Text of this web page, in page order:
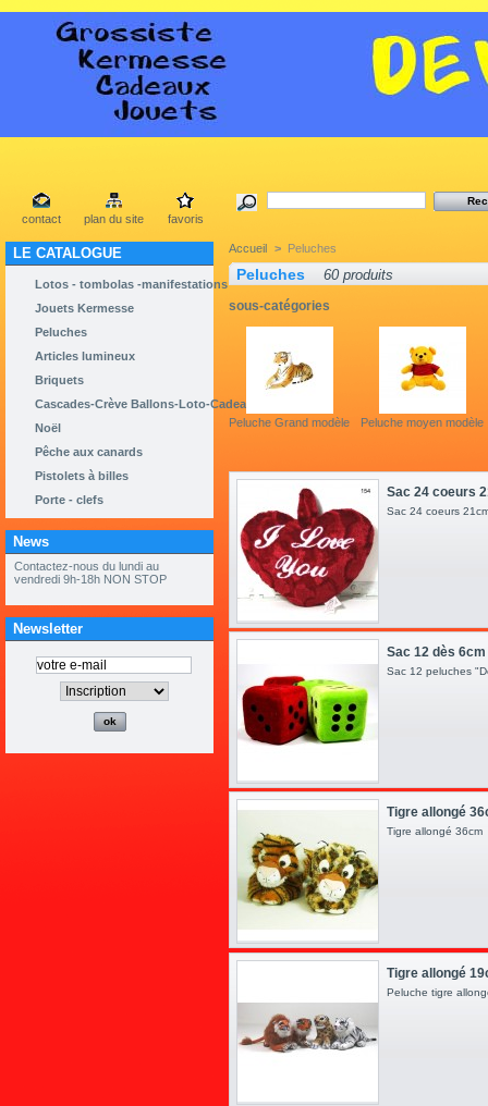
contact plan du site favoris
LE CATALOGUE
Lotos - tombolas -manifestations
Jouets Kermesse
Peluches
Articles lumineux
Briquets
Cascades-Crève Ballons-Loto-Cadeaux
Noël
Pêche aux canards
Pistolets à billes
Porte - clefs
News
« ouvert tous les samedis de mai et
juin 9h à 12h »
Newsletter
Accueil > Peluches
Peluches 60 produits
sous-catégories
Peluche Grand modèle Peluche moyen modèle
Sac 24 coeurs
Sac 24 coeurs
Sac 12 dès
Sac 12 peluches
Tigre allongé
Tigre allongé 36cm
Tigre allongé
Peluche tigre